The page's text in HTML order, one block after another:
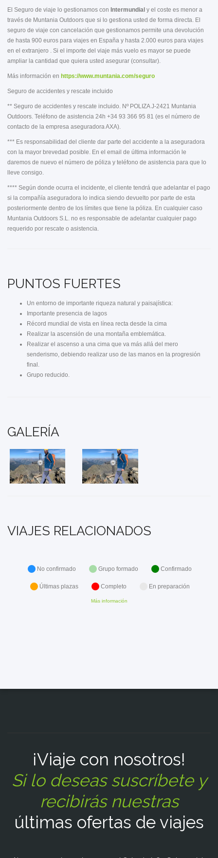
El Seguro de viaje lo gestionamos con Intermundial y el coste es menor a
través de Muntania Outdoors que si lo gestiona usted de forma directa. El
seguro de viaje con cancelación que gestionamos permite una devolución
de hasta 900 euros para viajes en España y hasta 2.000 euros para viajes
en el extranjero . Si el importe del viaje más vuelo es mayor se puede
ampliar la cantidad que quiera usted asegurar (consultar).
Más información en https://www.muntania.com/seguro
Seguro de accidentes y rescate incluido
** Seguro de accidentes y rescate incluido. Nº POLIZA J-2421 Muntania
Outdoors. Teléfono de asistencia 24h +34 93 366 95 81 (es el número de
contacto de la empresa aseguradora AXA).
*** Es responsabilidad del cliente dar parte del accidente a la aseguradora
con la mayor brevedad posible. En el email de última información le
daremos de nuevo el número de póliza y teléfono de asistencia para que lo
lleve consigo.
**** Según donde ocurra el incidente, el cliente tendrá que adelantar el pago
si la compañía aseguradora lo indica siendo devuelto por parte de esta
posteriormente dentro de los límites que tiene la póliza. En cualquier caso
Muntania Outdoors S.L. no es responsable de adelantar cualquier pago
requerido por rescate o asistencia.
PUNTOS FUERTES
Un entorno de importante riqueza natural y paisajística:
Importante presencia de lagos
Récord mundial de vista en línea recta desde la cima
Realizar la ascensión de una montaña emblemática.
Realizar el ascenso a una cima que va más allá del mero
senderismo, debiendo realizar uso de las manos en la progresión
final.
Grupo reducido.
GALERÍA
VIAJES RELACIONADOS
No confirmado Grupo formado Confirmado
Últimas plazas Completo En preparación
Más información
¡Viaje con nosotros!
Si lo deseas suscríbete y
recibirás nuestras
últimas ofertas de viajes